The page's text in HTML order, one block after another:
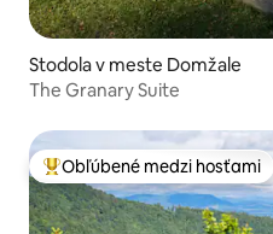
Stodola v meste Domžale
The Granary Suite
Najobľúbenejšie medzi
Obľúbené medzi hosťami